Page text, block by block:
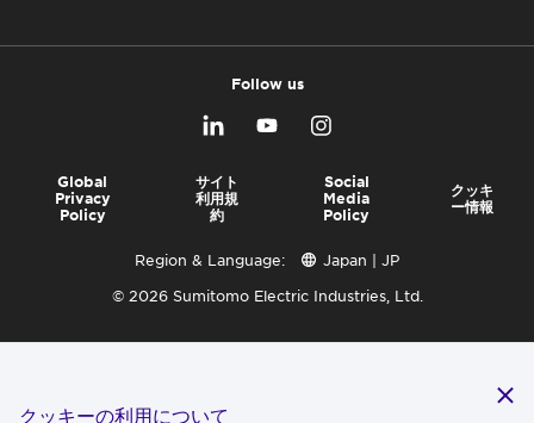
Follow us
Global
Privacy
Policy
サイト
利用規
約
Social
Media
Policy
クッキ
ー情報
Region & Language:
Japan | JP
© 2026 Sumitomo Electric Industries, Ltd.
クッキーの利用について